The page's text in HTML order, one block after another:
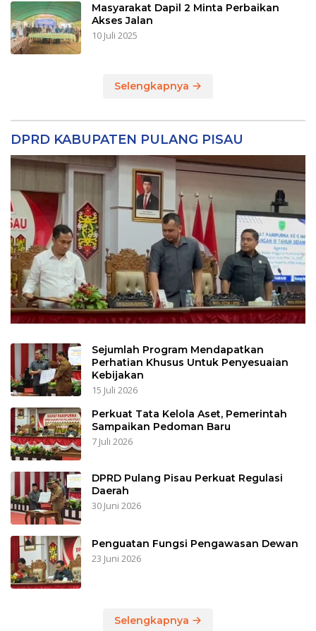
Masyarakat Dapil 2 Minta Perbaikan
Akses Jalan
10 Juli 2025
Selengkapnya
DPRD KABUPATEN PULANG PISAU
Sejumlah Program Mendapatkan
Perhatian Khusus Untuk Penyesuaian
Kebijakan
15 Juli 2026
Perkuat Tata Kelola Aset, Pemerintah
Sampaikan Pedoman Baru
7 Juli 2026
DPRD Pulang Pisau Perkuat Regulasi
Daerah
30 Juni 2026
Penguatan Fungsi Pengawasan Dewan
23 Juni 2026
Selengkapnya